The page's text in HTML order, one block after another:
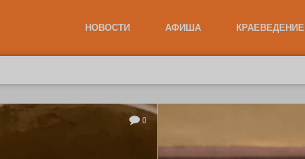
НОВОСТИ АФИША КРАЕВЕДЕНИЕ
0